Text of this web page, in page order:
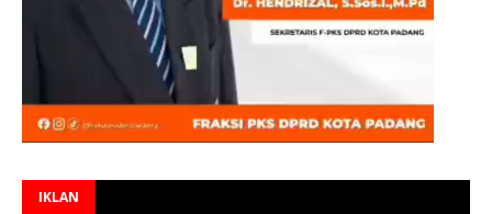
IKLAN